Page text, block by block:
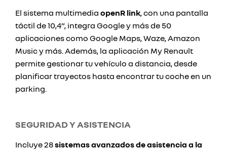
El sistema multimedia openR link, con una pantalla
táctil de 10,4”, integra Google y más de 50
aplicaciones como Google Maps, Waze, Amazon
Music y más. Además, la aplicación My Renault
permite gestionar tu vehículo a distancia, desde
planificar trayectos hasta encontrar tu coche en un
parking.
SEGURIDAD Y ASISTENCIA
Incluye 28sistemas avanzados de asistencia a la